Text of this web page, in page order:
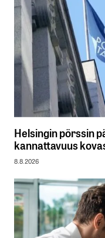
Helsingin pörssin
kannattavuus
8.8.2026